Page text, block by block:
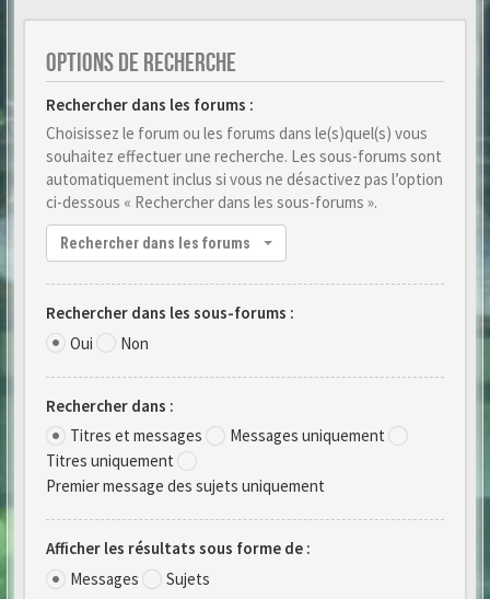
OPTIONS DE RECHERCHE
Rechercher dans les forums :
Choisissez le forum ou les forums dans le(s)quel(s) vous
souhaitez effectuer une recherche. Les sous-forums sont
automatiquement inclus si vous ne désactivez pas l’option
ci-dessous « Rechercher dans les sous-forums ».
Rechercher dans les forums
Rechercher dans les sous-forums :
Oui
Non
Rechercher dans :
Titres et messages
Messages uniquement
Titres uniquement
Premier message des sujets uniquement
Afficher les résultats sous forme de :
Messages
Sujets